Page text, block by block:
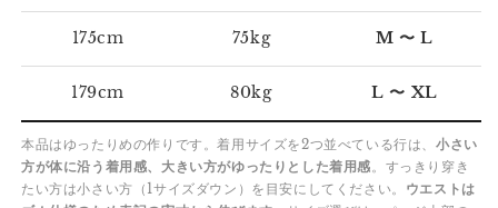
175cm 75kg M 〜 L
179cm 80kg L 〜 XL
本品はゆったりめの作りです。着用サイズを2つ並べている行は、小さい
方が体に沿う着用感、大きい方がゆったりとした着用感 。すっきり穿き
たい方は小さい方（1サイズダウン）を目安にしてください。 ウエストは